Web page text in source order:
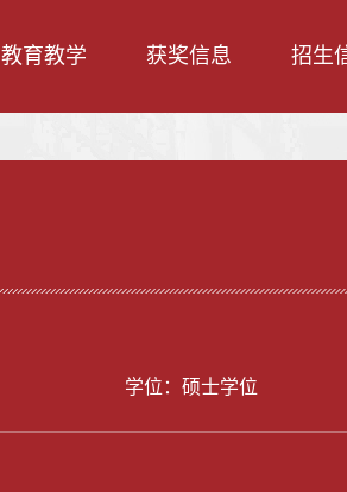
教育教学 获奖信息 招生
学位：硕士学位